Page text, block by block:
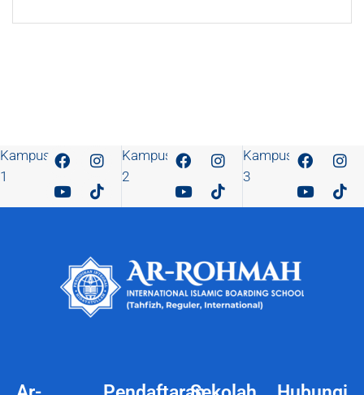
Kampus
1
Kampus
2
Kampus
3